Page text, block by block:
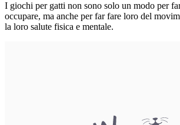
I giochi per gatti non sono solo un modo per
occupare, ma anche per far fare loro del
la loro salute fisica e mentale.